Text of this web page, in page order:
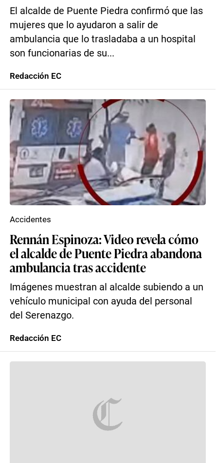
El alcalde de Puente Piedra confirmó que las
mujeres que lo ayudaron a salir de
ambulancia que lo trasladaba a un hospital
son funcionarias de su...
Redacción EC
Rennán Espinoza: Video revela cómo
el alcalde de Puente Piedra abandona
ambulancia tras accidente
Imágenes muestran al alcalde subiendo a un
vehículo municipal con ayuda del personal
del Serenazgo.
Accidentes
Redacción EC